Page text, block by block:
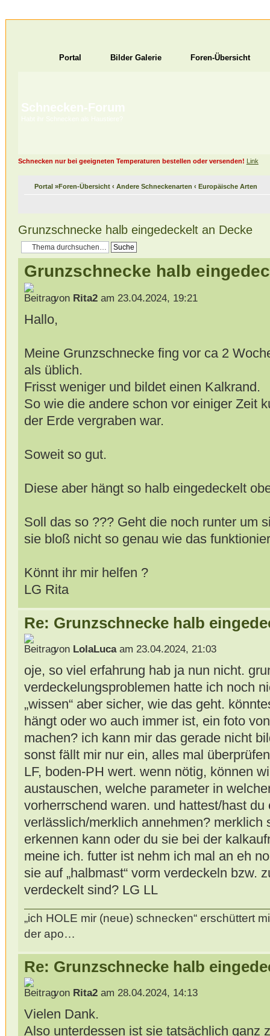
Portal Bilder Galerie Foren-Übersicht
Schnecken-Forum
Habt ihr Schnecken als Haustiere?
Schnecken nur bei geeigneten Temperaturen bestellen oder versenden! Link
Portal»Foren-Übersicht ‹ Andere Schneckenarten ‹ Europäische Arten
Grunzschnecke halb eingedeckelt an Decke
Grunzschnecke halb
von Rita2am 23.04.2024, 19:21
Hallo,
Meine Grunzschnecke fing vor ca 2
als üblich.
Frisst weniger und bildet einen Kalkrand.
So wie die andere schon vor einiger Zeit
der Erde vergraben war.
Soweit so gut.
Diese aber hängt so halb eingedeckelt
Soll das so ??? Geht die noch runter um
sie bloß nicht so genau wie das
Könnt ihr mir helfen ?
LG Rita
Re: Grunzschnecke halb
von LolaLucaam 23.04.2024, 21:03
oje, so viel erfahrung hab ja nun nicht.
verdeckelungsproblemen hatte ich noch
„wissen“ aber sicher, wie das geht.
hängt oder wo auch immer ist, ein foto
machen? ich kann mir das gerade nicht
sonst fällt mir nur ein, alles mal
LF, boden-PH wert. wenn nötig, können
austauschen, welche parameter in
vorherrschend waren. und hattest/hast
verlässlich/merklich annehmen? merklich
erkennen kann oder du sie bei der
meine ich. futter ist nehm ich mal an eh
sie auf „halbmast“ vorm verdeckeln bzw.
verdeckelt sind? LG LL
„ich HOLE mir (neue) schnecken“ erschüttert
der apo…
Re: Grunzschnecke halb
von Rita2am 28.04.2024, 14:13
Vielen Dank.
Also unterdessen ist sie tatsächlich ganz